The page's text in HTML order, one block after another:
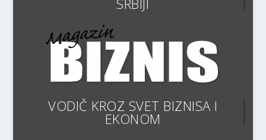
VODIČ KROZ SVET BIZNISA I